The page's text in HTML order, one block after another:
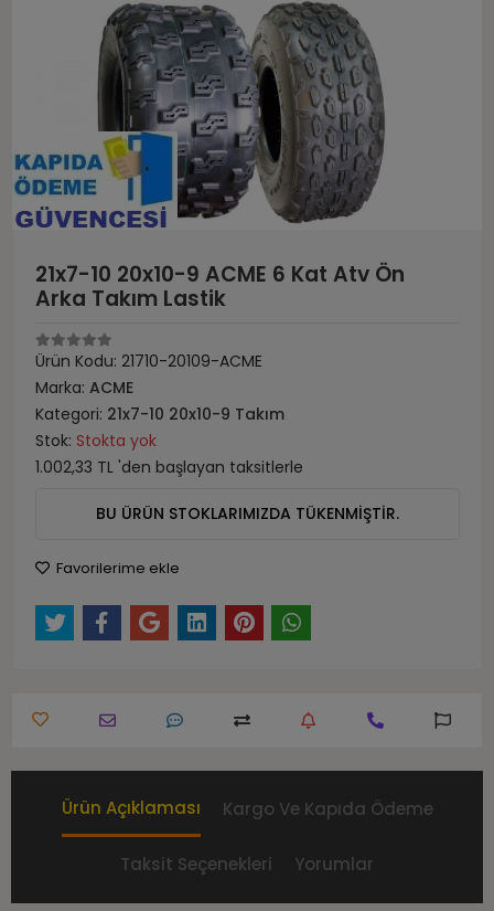
21x7-10 20x10-9 ACME 6 Kat Atv Ön
Arka Takım Lastik
Ürün Kodu: 21710-20109-ACME
Marka: ACME
Kategori: 21x7-10 20x10-9 Takım
Stok: Stokta yok
1.002,33 TL 'den başlayan taksitlerle
BU ÜRÜN STOKLARIMIZDA TÜKENMİŞTİR.
Favorilerime ekle
Ürün Açıklaması Kargo Ve Kapıda Ödeme
Taksit Seçenekleri Yorumlar